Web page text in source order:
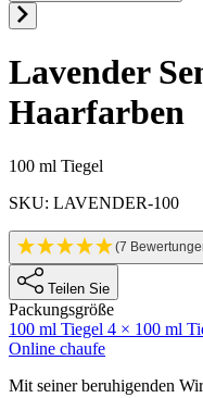
Lavender
Haarfarben
100 ml Tiegel
SKU: LAVENDER-100
(7
Teilen Sie
Packungsgröße
100 ml Tiegel 4 × 100 ml
Online chaufe
Description
Mit seiner beruhigenden